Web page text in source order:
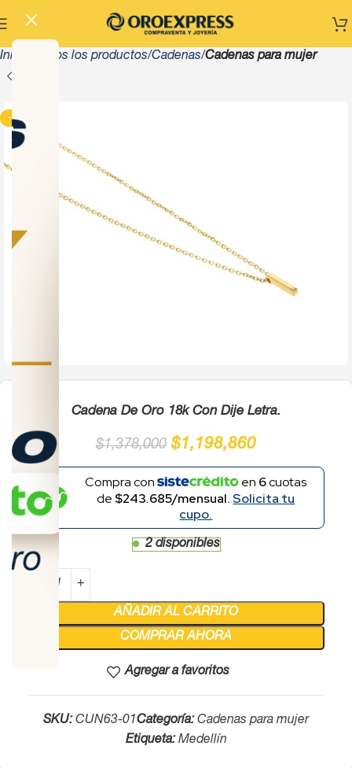
Inicio Todos los productos Cadenas Cadenas para mujer
-13%
Cadena De Oro 18k Con Dije Letra.
$1,378,000 $1,198,860
Compra con en 6cuotas
de $243.685/mensual.Solicita tu
cupo.
2 disponibles
AÑADIR AL CARRITO
COMPRAR AHORA
Agregar a favoritos
SKU:CUN63-01Categoría: Cadenas para mujer
Etiqueta: Medellín